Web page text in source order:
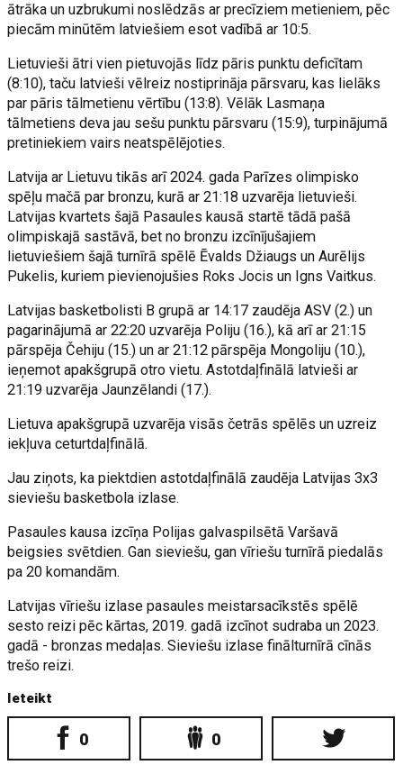
ātrāka un uzbrukumi noslēdzās ar precīziem metieniem, pēc
piecām minūtēm latviešiem esot vadībā ar 10:5.
Lietuvieši ātri vien pietuvojās līdz pāris punktu deficītam
(8:10), taču latvieši vēlreiz nostiprināja pārsvaru, kas lielāks
par pāris tālmetienu vērtību (13:8). Vēlāk Lasmaņa
tālmetiens deva jau sešu punktu pārsvaru (15:9), turpinājumā
pretiniekiem vairs neatspēlējoties.
Latvija ar Lietuvu tikās arī 2024. gada Parīzes olimpisko
spēļu mačā par bronzu, kurā ar 21:18 uzvarēja lietuvieši.
Latvijas kvartets šajā Pasaules kausā startē tādā pašā
olimpiskajā sastāvā, bet no bronzu izcīnījušajiem
lietuviešiem šajā turnīrā spēlē Ēvalds Džiaugs un Aurēlijs
Pukelis, kuriem pievienojušies Roks Jocis un Igns Vaitkus.
Latvijas basketbolisti B grupā ar 14:17 zaudēja ASV (2.) un
pagarinājumā ar 22:20 uzvarēja Poliju (16.), kā arī ar 21:15
pārspēja Čehiju (15.) un ar 21:12 pārspēja Mongoliju (10.),
ieņemot apakšgrupā otro vietu. Astotdaļfinālā latvieši ar
21:19 uzvarēja Jaunzēlandi (17.).
Lietuva apakšgrupā uzvarēja visās četrās spēlēs un uzreiz
iekļuva ceturtdaļfinālā.
Jau ziņots, ka piektdien astotdaļfinālā zaudēja Latvijas 3x3
sieviešu basketbola izlase.
Pasaules kausa izcīņa Polijas galvaspilsētā Varšavā
beigsies svētdien. Gan sieviešu, gan vīriešu turnīrā piedalās
pa 20 komandām.
Latvijas vīriešu izlase pasaules meistarsacīkstēs spēlē
sesto reizi pēc kārtas, 2019. gadā izcīnot sudraba un 2023.
gadā - bronzas medaļas. Sieviešu izlase finālturnīrā cīnās
trešo reizi.
Ieteikt
0 0